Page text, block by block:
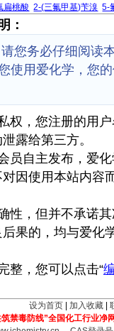
扁桃酸 2-(三氟甲基)苄溴 5-
：
您务必仔细阅读
使用爱化学，您
权，您注册的用
露给第三方。
员自主发布，爱
因使用本站内容
性，但并不承诺
果的，均与爱化
整，您可以点击“
设为首页 加入收藏
筑禁毒防线”全国化工行业净